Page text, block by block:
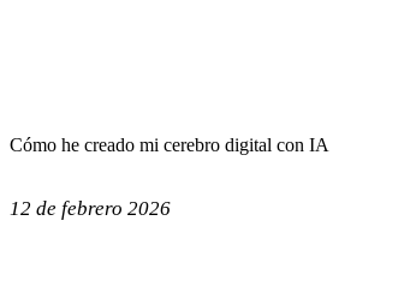
Cómo he creado mi cerebro digital con IA
12 de febrero 2026